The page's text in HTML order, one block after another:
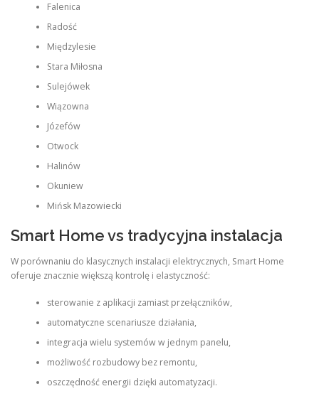
Falenica
Radość
Międzylesie
Stara Miłosna
Sulejówek
Wiązowna
Józefów
Otwock
Halinów
Okuniew
Mińsk Mazowiecki
Smart Home vs tradycyjna instalacja
W porównaniu do klasycznych instalacji elektrycznych, Smart Home
oferuje znacznie większą kontrolę i elastyczność:
sterowanie z aplikacji zamiast przełączników,
automatyczne scenariusze działania,
integracja wielu systemów w jednym panelu,
możliwość rozbudowy bez remontu,
oszczędność energii dzięki automatyzacji.